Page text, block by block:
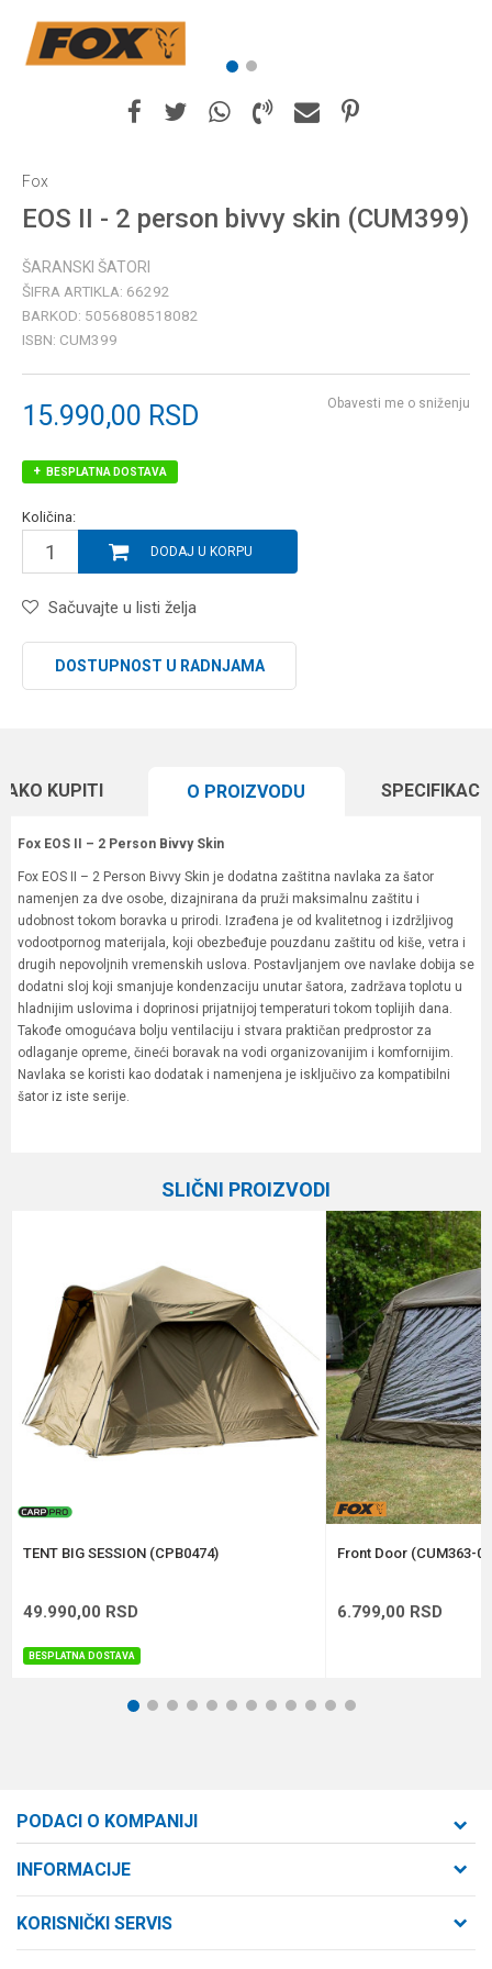
1 2
Fox
EOS II - 2 person bivvy skin (CUM399)
ŠARANSKI ŠATORI
ŠIFRA ARTIKLA: 66292
BARKOD: 5056808518082
ISBN: CUM399
15.990,00 RSD Obavesti me o sniženju
BESPLATNA DOSTAVA
Količina:
DODAJ U KORPU
Sačuvajte u listi želja
DOSTUPNOST U RADNJAMA
KUPITI O PROIZVODU
Fox EOS II – 2 Person Bivvy Skin
Fox EOS II – 2 Person Bivvy Skin je dodatna zaštitna navlaka za šator
namenjen za dve osobe, dizajnirana da pruži maksimalnu zaštitu i
udobnost tokom boravka u prirodi. Izrađena je od kvalitetnog i izdržljivog
vodootpornog materijala, koji obezbeđuje pouzdanu zaštitu od kiše, vetra i
drugih nepovoljnih vremenskih uslova. Postavljanjem ove navlake dobija se
dodatni sloj koji smanjuje kondenzaciju unutar šatora, zadržava toplotu u
hladnijim uslovima i doprinosi prijatnijoj temperaturi tokom toplijih dana.
Takođe omogućava bolju ventilaciju i stvara praktičan predprostor za
odlaganje opreme, čineći boravak na vodi organizovanijim i komfornijim.
Navlaka se koristi kao dodatak i namenjena je isključivo za kompatibilni
šator iz iste serije.
Poruka
POŠALJI
SLIČNI PROIZVODI
TENT BIG SESSION (CPB0474)
49.990,00 RSD
BESPLATNA DOSTAVA
Front Door (CUM363-
6.799,00 RSD
1 2 3 4 5 6 7 8 9 101112
PODACI O KOMPANIJI
Cara Dušana 47
INFORMACIJE
KORISNIČKI SERVIS